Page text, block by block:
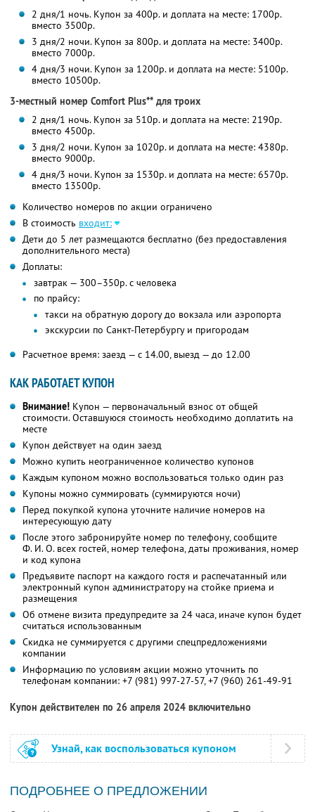
2 дня/1 ночь. Купон за 400р. и доплата на месте: 1700р.
вместо 3500р.
3 дня/2 ночи. Купон за 800р. и доплата на месте: 3400р.
вместо 7000р.
4 дня/3 ночи. Купон за 1200р. и доплата на месте: 5100р.
вместо 10500р.
3-местный номер Comfort Plus** для троих
2 дня/1 ночь. Купон за 510р. и доплата на месте: 2190р.
вместо 4500р.
3 дня/2 ночи. Купон за 1020р. и доплата на месте: 4380р.
вместо 9000р.
4 дня/3 ночи. Купон за 1530р. и доплата на месте: 6570р.
вместо 13500р.
Количество номеров по акции ограничено
В стоимость входит:
Дети до 5 лет размещаются бесплатно (без предоставления
дополнительного места)
Доплаты:
завтрак — 300–350р. с человека
по прайсу:
такси на обратную дорогу до вокзала или аэропорта
экскурсии по Санкт-Петербургу и пригородам
Расчетное время: заезд — с 14.00, выезд — до 12.00
КАК РАБОТАЕТ КУПОН
Внимание! Купон — первоначальный взнос от общей
стоимости. Оставшуюся стоимость необходимо доплатить на
месте
Купон действует на один заезд
Можно купить неограниченное количество купонов
Каждым купоном можно воспользоваться только один раз
Купоны можно суммировать (суммируются ночи)
Перед покупкой купона уточните наличие номеров на
интересующую дату
После этого забронируйте номер по телефону, сообщите
Ф. И. О.всех гостей, номер телефона, даты проживания, номер
и код купона
Предъявите паспорт на каждого гостя и распечатанный или
электронный купон администратору на стойке приема и
размещения
Об отмене визита предупредите за 24 часа, иначе купон будет
считаться использованным
Скидка не суммируется с другими спецпредложениями
компании
Информацию по условиям акции можно уточнить по
телефонам компании: +7 (981) 997-27-57, +7 (960) 261-49-91
Купон действителен по 26 апреля 2024 включительно
Узнай, как воспользоваться купоном
ПОДРОБНЕЕ О ПРЕДЛОЖЕНИИ